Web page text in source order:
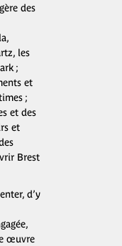
des
les
;
et
;
et des
et
Brest
d’y
œuvre